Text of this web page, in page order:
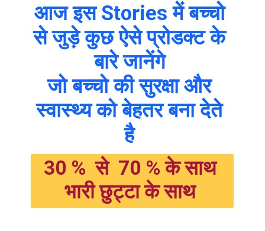
आज इस Stories में बच्चो
से जुड़े कुछ ऐसे प्रोडक्ट के
बारे जानेंगे
जो बच्चो की सुरक्षा और
स्वास्थ्य को बेहतर बना देते
है
30 %  से  70 % के साथ
भारी छुट्टा के साथ